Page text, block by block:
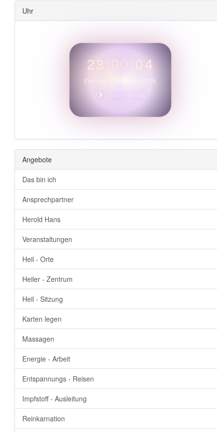
Uhr
23:00:06
Freitag, 7. August 2026
🌗 Letztes Viertel
Angebote
Das bin ich
Ansprechpartner
Herold Hans
Veranstaltungen
Heil - Orte
Heiler - Zentrum
Heil - Sitzung
Karten legen
Massagen
Energie - Arbeit
Entspannungs - Reisen
Impfstoff - Ausleitung
Reinkarnation